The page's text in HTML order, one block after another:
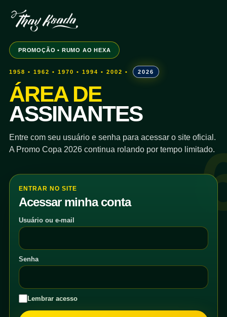
PROMOÇÃO • RUMO AO HEXA
1958 • 1962 • 1970 • 1994 • 2002 • 2026
ÁREA DE
ASSINANTES
Entre com seu usuário e senha para acessar o site oficial.
A Promo Copa 2026 continua rolando por tempo limitado.
ENTRAR NO SITE
Acessar minha conta
Usuário ou e-mail
Senha
Lembrar acesso